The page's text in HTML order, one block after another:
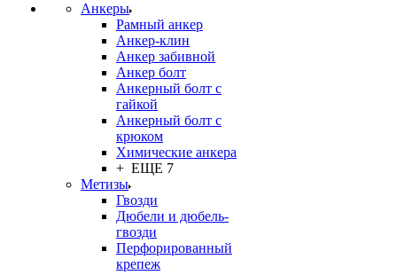
Анкеры
Рамный анкер
Анкер-клин
Анкер забивной
Анкер болт
Анкерный болт с
гайкой
Анкерный болт с
крюком
Химические анкера
+ ЕЩЕ 7
Метизы
Гвозди
Дюбели и дюбель-
гвозди
Перфорированный
крепеж